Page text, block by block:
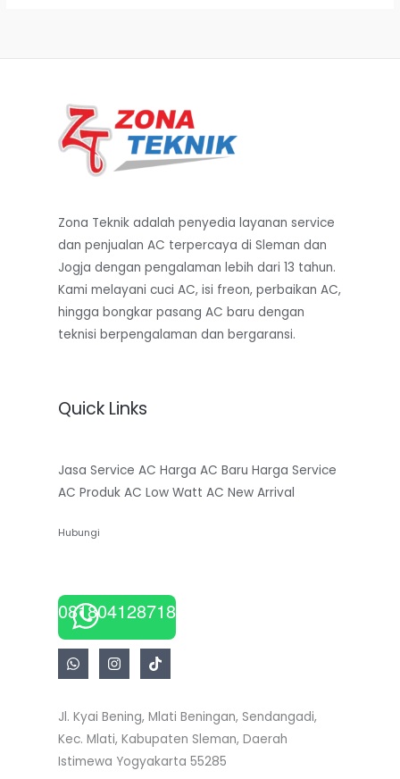
Zona Teknik adalah penyedia layanan service
dan penjualan AC terpercaya di Sleman dan
Jogja dengan pengalaman lebih dari 13 tahun.
Kami melayani cuci AC, isi freon, perbaikan AC,
hingga bongkar pasang AC baru dengan
teknisi berpengalaman dan bergaransi.
Quick Links
Jasa Service AC Harga AC Baru Harga Service
AC Produk AC Low Watt AC New Arrival
Hubungi
081804128718
Jl. Kyai Bening, Mlati Beningan, Sendangadi,
Kec. Mlati, Kabupaten Sleman, Daerah
Istimewa Yogyakarta 55285